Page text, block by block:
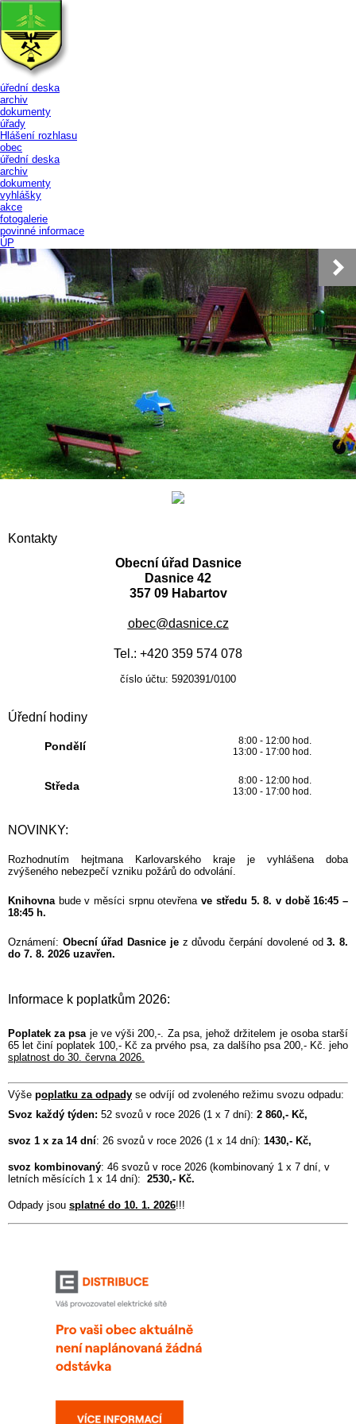
úřední deska
archiv
dokumenty
úřady
Hlášení rozhlasu
obec
úřední deska
archiv
dokumenty
vyhlášky
akce
fotogalerie
povinné informace
ÚP
Kontakty
Obecní úřad Dasnice
Dasnice 42
357 09 Habartov
obec@dasnice.cz
Tel.: +420 359 574 078
číslo účtu: 5920391/0100
Úřední hodiny
Pondělí
8:00 - 12:00 hod.
13:00 - 17:00 hod.
Středa
8:00 - 12:00 hod.
13:00 - 17:00 hod.
NOVINKY:
Rozhodnutím hejtmana Karlovarského kraje je vyhlášena doba
zvýšeného nebezpečí vzniku požárů do odvolání.
Knihovnabude v měsíci srpnu otevřenave středu 5. 8. v době 16:45 –
18:45 h.
Oznámení: Obecní úřad Dasnice jez důvodu čerpání dovolené od3. 8.
do 7. 8. 2026 uzavřen.
Informace k poplatkům 2026:
Poplatek za psaje ve výši 200,-. Za psa, jehož držitelem je osoba starší
65 let činí poplatek 100,- Kč za prvého psa, za dalšího psa 200,- Kč. jeho
splatnost do 30. června 2026.
Výše poplatku za odpady se odvíjí od zvoleného režimu svozu odpadu:
Svoz každý týden: 52 svozů v roce 2026 (1 x 7 dní): 2 860,- Kč,
svoz 1 x za 14 dní: 26 svozů v roce 2026 (1 x 14 dní): 1430,- Kč,
svoz kombinovaný: 46 svozů v roce 2026 (kombinovaný 1 x 7 dní, v
letních měsících 1 x 14 dní): 2530,- Kč.
Odpady jsou splatné do 10. 1. 2026!!!